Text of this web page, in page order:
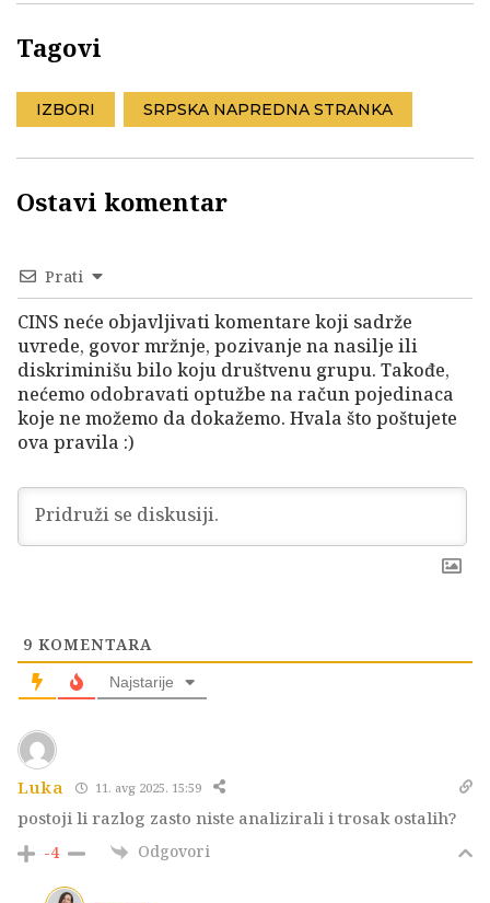
Tagovi
IZBORI SRPSKA NAPREDNA STRANKA
Ostavi komentar
Prati
CINS neće objavljivati komentare koji sadrže
uvrede, govor mržnje, pozivanje na nasilje ili
diskriminišu bilo koju društvenu grupu. Takođe,
nećemo odobravati optužbe na račun pojedinaca
koje ne možemo da dokažemo. Hvala što poštujete
ova pravila :)
9 KOMENTARA
Najstarije
Luka 11. avg 2025. 15:59
postoji li razlog zasto niste analizirali i trosak ostalih?
-4 Odgovori